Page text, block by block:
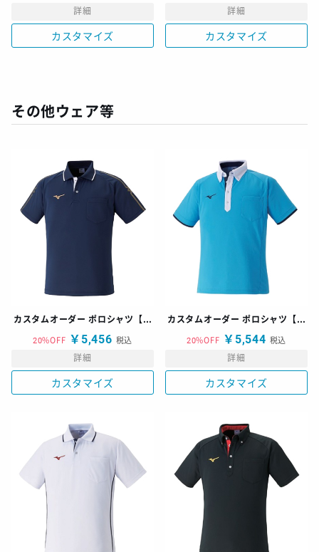
詳細
カスタマイズ
詳細
カスタマイズ
その他ウェア等
カスタムオーダー ポロシャツ【A】 MCラインタイプ
20%OFF ￥5,456 税込
詳細
カスタマイズ
カスタムオーダー ポロシャツ【B】 クレリックタイプ
20%OFF ￥5,544 税込
詳細
カスタマイズ